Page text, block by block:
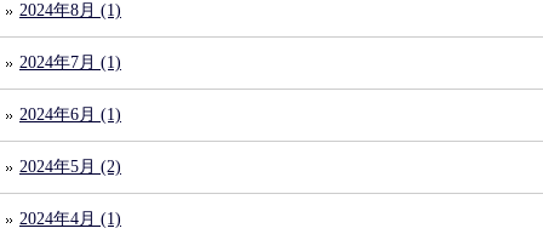
2024年8月 (1)
2024年7月 (1)
2024年6月 (1)
2024年5月 (2)
2024年4月 (1)